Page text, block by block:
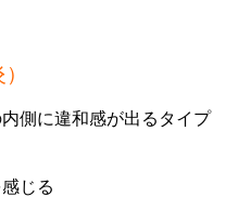
側に違和感が出るタイプ
じる